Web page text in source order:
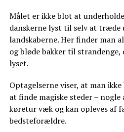
Målet er ikke blot at
danskerne lyst til selv at træde
landskaberne. Her finder man
og bløde bakker til
lyset.
Optagelserne viser, at man
at finde magiske steder –
køretur væk og kan opleves af
bedsteforældre.